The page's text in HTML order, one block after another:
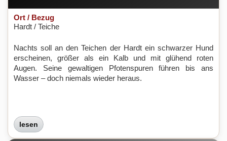
Ort / Bezug
Hardt / Teiche
Nachts soll an den Teichen der Hardt ein schwarzer Hund
erscheinen, größer als ein Kalb und mit glühend roten
Augen. Seine gewaltigen Pfotenspuren führen bis ans
Wasser – doch niemals wieder heraus.
lesen